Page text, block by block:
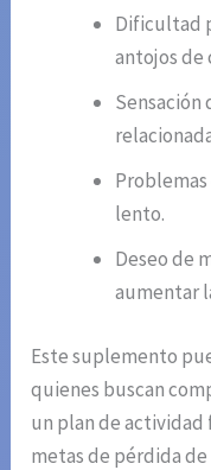
Dificultad
antojos de
Sensación
lento.
Deseo de
aumentar
Este suplemento
quienes buscan
un plan de actividad
metas de pérdida